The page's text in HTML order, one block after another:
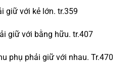
giữ với kẻ lớn. tr.359
giữ với bằng hữu. tr.407
giữ với nhau. Tr.470